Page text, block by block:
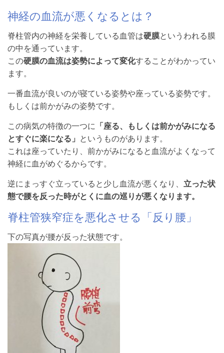
神経の血流が悪くなるとは？
脊柱管内の神経を栄養している血管は硬膜というわれる膜
の中を通っています。
この硬膜の血流は姿勢によって変化することがわかってい
ます。
一番血流が良いのが寝ている姿勢や座っている姿勢です。
もしくは前かがみの姿勢です。
この病気の特徴の一つに 「座る、もしくは前かがみになる
とすぐに楽になる」 というものがあります。
これは座っていたり、前かがみになると血流がよくなって
神経に血がめぐるからです。
逆にまっすぐ立っていると少し血流が悪くなり、 立った状
態で腰を反った時がとくに血の巡りが悪くなります。
脊柱管狭窄症を悪化させる「反り腰」
下の写真が腰が反った状態です。